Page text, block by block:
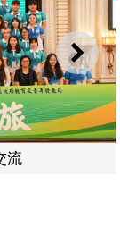
下一
漫步澳門世遺景